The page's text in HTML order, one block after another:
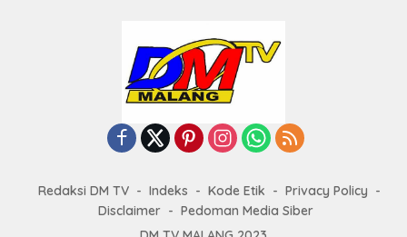
Redaksi DM TV Indeks Kode Etik
Privacy Policy
Disclaimer
Pedoman Media Siber